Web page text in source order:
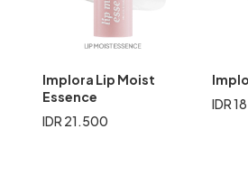
Implora Lip Moist
Essence
IDR 21.500
IDR